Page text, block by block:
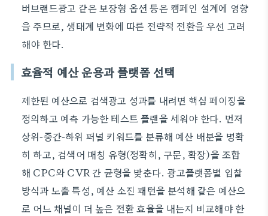
버브랜드광고 같은 보장형 옵션 등은 캠페인 설계에 영향
을 주므로, 생태계 변화에 따른 전략적 전환을 우선 고려
해야 한다.
효율적 예산 운용과 플랫폼 선택
제한된 예산으로 검색광고 성과를 내려면 핵심 페이징을
정의하고 예측 가능한 테스트 플랜을 세워야 한다. 먼저
상위-중간-하위 퍼널 키워드를 분류해 예산 배분을 명확
히 하고, 검색어 매칭 유형(정확히, 구문, 확장)을 조합
해 CPC와 CVR 간 균형을 맞춘다. 광고플랫폼별 입찰
방식과 노출 특성, 예산 소진 패턴을 분석해 같은 예산으
로 어느 채널이 더 높은 전환 효율을 내는지 비교해야 한